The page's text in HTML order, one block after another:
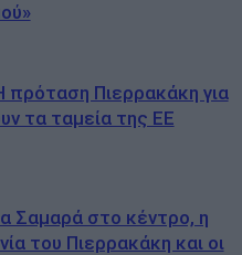
πρόταση Πιερρακάκη για
τα ταμεία της ΕΕ
Σαμαρά στο κέντρο, η
του Πιερρακάκη και οι